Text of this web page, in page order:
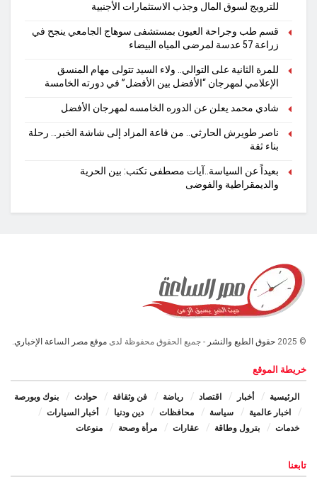
للترويج لسوق المال وجذب الاستثمارات الأجنبية
قسم طب وجراحة العيون بمستشفى سوهاج الجامعي ينجح في
زراعة 57 عدسة لمرضى المياه البيضاء
للمرة الثانية على التوالي.. ولاء السيد تتولى مهام المنسق
الإعلامي لمهرجان “الأفضل بين الأفضل” في دورته الخامسة
شادي محمد يعلن عن الدوره الخامسه لمهرجان الأفضل
ناصر طويرش الحارثي.. من قاعة المزاد إلى شاشة الخبر… رحلة
بناء ثقة
بعيداً عن السياسة..آيات مصطفى تكتب: بين الحرية
والديمقراطية والفوضى
© 2025 حقوق الطبع والنشر - جميع الحقوق محفوظة لدى موقع مصر الساعة الإخباري.
خريطة الموقع
الرئيسية أخبار اقتصاد رياضة فن وثقافة حوادث
بنوك وبورصة
اخبار عالمية
سياسة محافظات دين ودنيا
أخبار السيارات
خدمات
بترول وطاقة عقارات مرأة وصحة منوعات
تابعنا